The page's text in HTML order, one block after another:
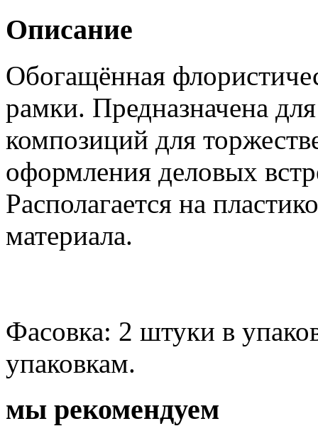
Описание
Обогащённая
рамки. Предназначена
композиций для
оформления деловых
Располагается на
материала.
Фасовка: 2 штуки в
упаковкам.
мы рекомендуем